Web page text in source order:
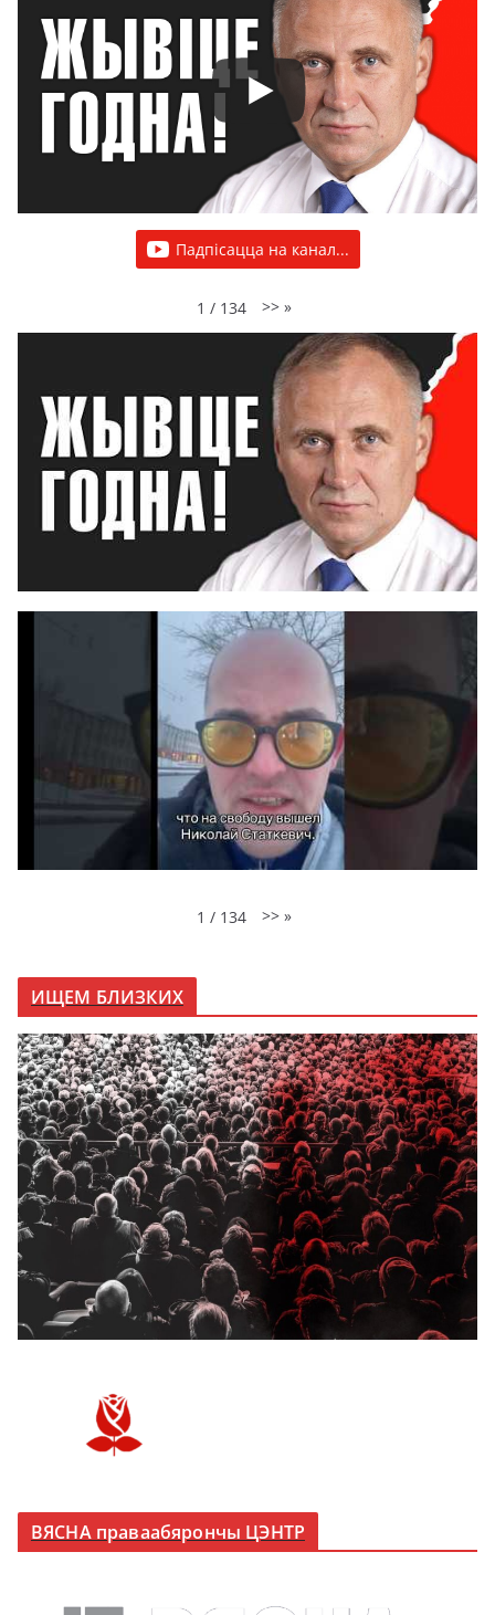
Падпісацца на канал...
1 / 134 >> »
1 / 134 >> »
ИЩЕМ БЛИЗКИХ
ВЯСНА праваабярончы ЦЭНТР